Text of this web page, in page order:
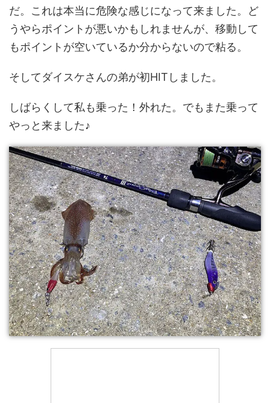
だ。これは本当に危険な感じになって来ました。ど
うやらポイントが悪いかもしれませんが、移動して
もポイントが空いているか分からないので粘る。
そしてダイスケさんの弟が初HITしました。
しばらくして私も乗った！外れた。でもまた乗って
やっと来ました♪